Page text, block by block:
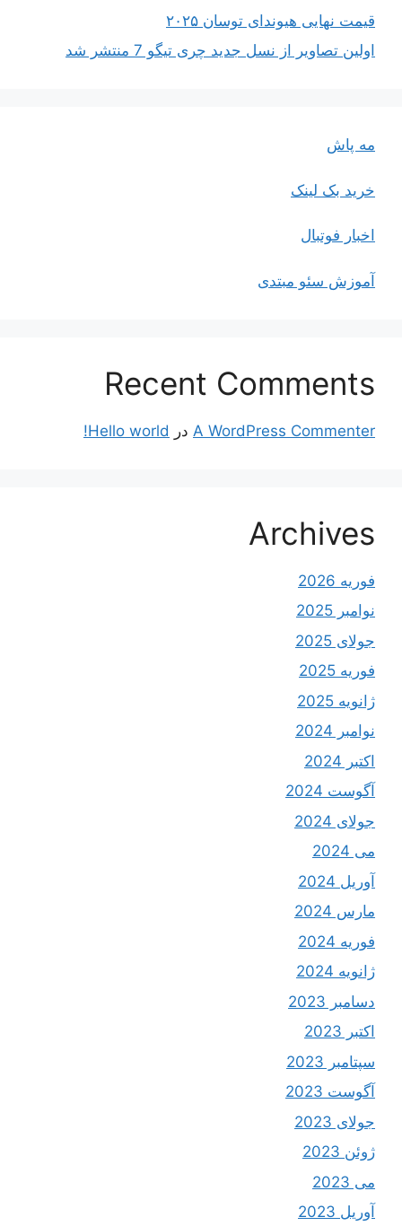
قیمت نهایی هیوندای توسان ۲۰۲۵
اولین تصاویر از نسل جدید چری تیگو 7 منتشر شد
مه پاش
خرید بک لینک
اخبار فوتبال
آموزش سئو مبتدی
Recent Comments
A WordPress Commenter در Hello world!
Archives
فوریه 2026
نوامبر 2025
جولای 2025
فوریه 2025
ژانویه 2025
نوامبر 2024
اکتبر 2024
آگوست 2024
جولای 2024
می 2024
آوریل 2024
مارس 2024
فوریه 2024
ژانویه 2024
دسامبر 2023
اکتبر 2023
سپتامبر 2023
آگوست 2023
جولای 2023
ژوئن 2023
می 2023
آوریل 2023